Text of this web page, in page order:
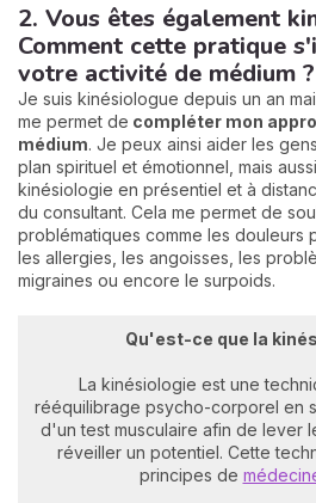
2. Vous êtes également
Comment cette pratique
votre activité de médium ?
Je suis kinésiologue depuis un an
me permet de compléter mon
médium. Je peux ainsi aider les
plan spirituel et émotionnel, mais
kinésiologie en présentiel et à
du consultant. Cela me permet de
problématiques comme les douleurs
les allergies, les angoisses, les
migraines ou encore le surpoids.
Qu'est-ce que la
La kinésiologie est une
rééquilibrage psycho-corporel en
d'un test musculaire afin de lever
réveiller un potentiel. Cette
principes de